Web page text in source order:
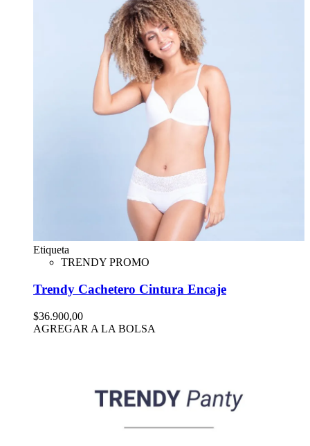
Etiqueta
TRENDY PROMO
Trendy Cachetero Cintura Encaje
$36.900,00
AGREGAR A LA BOLSA